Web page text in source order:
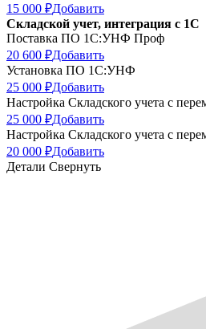
15 000 ₽Добавить
Складской учет, интеграция с 1С
Поставка ПО 1C:УНФ Проф
20 600 ₽Добавить
Установка ПО 1C:УНФ
25 000 ₽Добавить
Настройка Складского учета с
25 000 ₽Добавить
Настройка Складского учета с
20 000 ₽Добавить
Детали Свернуть